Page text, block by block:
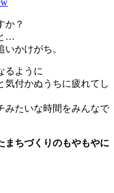
か？
…
かけがち。
るように
気付かぬうちに疲れてし
みたいな時間をみんなで
まちづくりのもやもやに